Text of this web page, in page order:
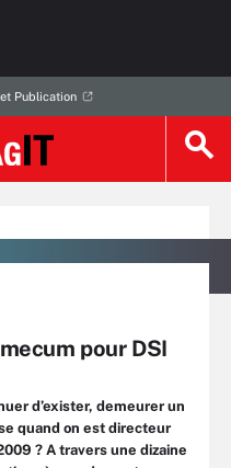
Publication
pour DSI
d’exister, demeurer un
quand on est directeur
? A travers une dizaine